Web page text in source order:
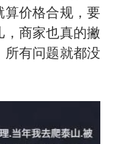
算价格合规，要
商家也真的撇
有问题就都没